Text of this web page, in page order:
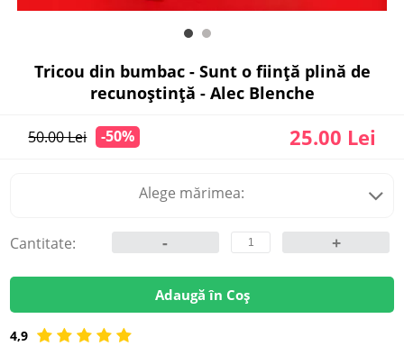
4,9
Tricou din bumbac - Sunt o ființă plină de
recunoștință - Alec Blenche
50.00 Lei -50% 25.00 Lei
Alege mărimea:
Cantitate: - +
Adaugă în Coș